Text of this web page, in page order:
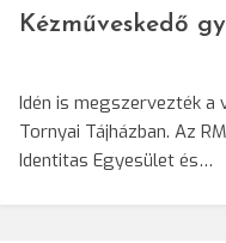
Kézműveskedő
Idén is megszervezték a
Tornyai Tájházban. Az
Identitas Egyesület és…